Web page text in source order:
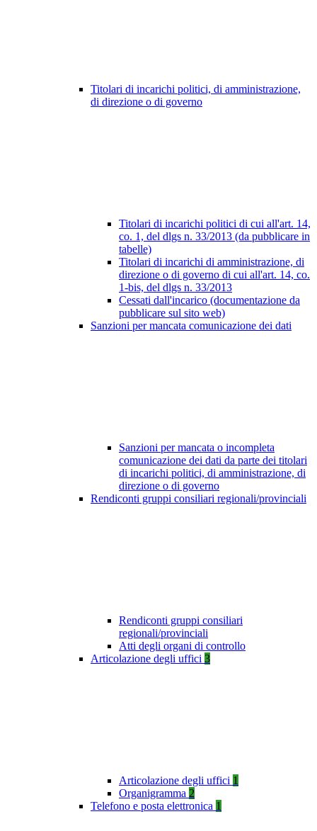
Titolari di incarichi politici, di amministrazione,
di direzione o di governo
Titolari di incarichi politici di cui all'art. 14,
co. 1, del dlgs n. 33/2013 (da pubblicare in
tabelle)
Titolari di incarichi di amministrazione, di
direzione o di governo di cui all'art. 14, co.
1-bis, del dlgs n. 33/2013
Cessati dall'incarico (documentazione da
pubblicare sul sito web)
Sanzioni per mancata comunicazione dei dati
Sanzioni per mancata o incompleta
comunicazione dei dati da parte dei titolari
di incarichi politici, di amministrazione, di
direzione o di governo
Rendiconti gruppi consiliari regionali/provinciali
Rendiconti gruppi consiliari
regionali/provinciali
Atti degli organi di controllo
Articolazione degli uffici 3
Articolazione degli uffici 1
Organigramma 2
Telefono e posta elettronica 1